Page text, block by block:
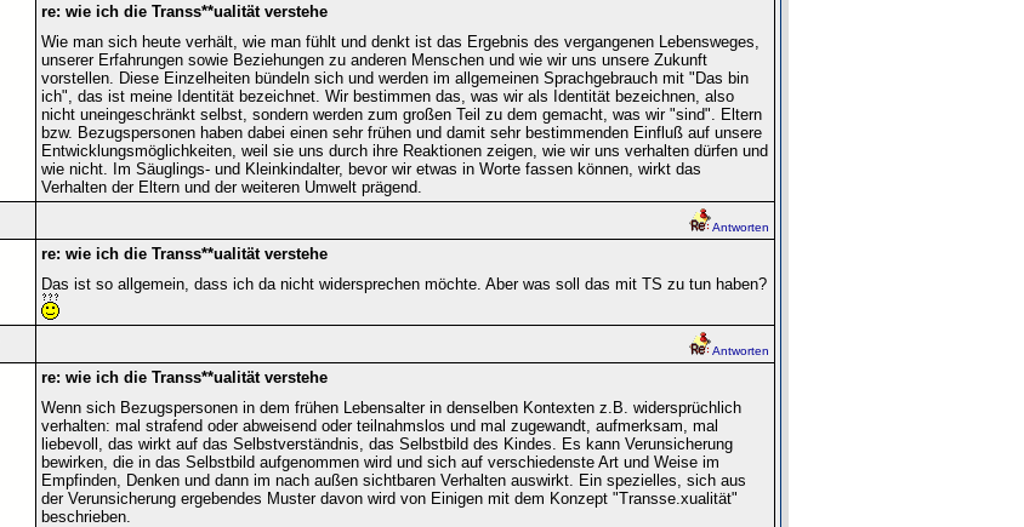
re: wie ich die Transs**ualität verstehe
Wie man sich heute verhält, wie man fühlt und denkt ist das Ergebnis des vergangenen Lebensweges,
unserer Erfahrungen sowie Beziehungen zu anderen Menschen und wie wir uns unsere Zukunft
vorstellen. Diese Einzelheiten bündeln sich und werden im allgemeinen Sprachgebrauch mit "Das bin
ich", das ist meine Identität bezeichnet. Wir bestimmen das, was wir als Identität bezeichnen, also
nicht uneingeschränkt selbst, sondern werden zum großen Teil zu dem gemacht, was wir "sind". Eltern
bzw. Bezugspersonen haben dabei einen sehr frühen und damit sehr bestimmenden Einfluß auf unsere
Entwicklungsmöglichkeiten, weil sie uns durch ihre Reaktionen zeigen, wie wir uns verhalten dürfen und
wie nicht. Im Säuglings- und Kleinkindalter, bevor wir etwas in Worte fassen können, wirkt das
Verhalten der Eltern und der weiteren Umwelt prägend.
Antworten
re: wie ich die Transs**ualität verstehe
Das ist so allgemein, dass ich da nicht widersprechen möchte. Aber was soll das mit TS zu tun haben?
Antworten
re: wie ich die Transs**ualität verstehe
Wenn sich Bezugspersonen in dem frühen Lebensalter in denselben Kontexten z.B. widersprüchlich
verhalten: mal strafend oder abweisend oder teilnahmslos und mal zugewandt, aufmerksam, mal
liebevoll, das wirkt auf das Selbstverständnis, das Selbstbild des Kindes. Es kann Verunsicherung
bewirken, die in das Selbstbild aufgenommen wird und sich auf verschiedenste Art und Weise im
Empfinden, Denken und dann im nach außen sichtbaren Verhalten auswirkt. Ein spezielles, sich aus
der Verunsicherung ergebendes Muster davon wird von Einigen mit dem Konzept "Transse.xualität"
beschrieben.